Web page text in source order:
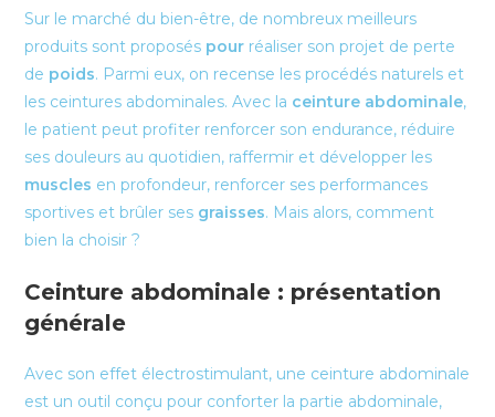
Sur le marché du bien-être, de nombreux meilleurs
produits sont proposés pour réaliser son projet de perte
de poids. Parmi eux, on recense les procédés naturels et
les ceintures abdominales. Avec la ceinture abdominale,
le patient peut profiter renforcer son endurance, réduire
ses douleurs au quotidien, raffermir et développer les
muscles en profondeur, renforcer ses performances
sportives et brûler ses graisses. Mais alors, comment
bien la choisir ?
Ceinture abdominale : présentation
générale
Avec son effet électrostimulant, une ceinture abdominale
est un outil conçu pour conforter la partie abdominale,